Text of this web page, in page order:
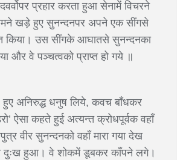
प्रहार करता हुआ सेनामें विचरने
खड़े हुए सुनन्दनपर अपने एक सींगसे
किया। उस सींगके आघातसे सुनन्दनका
गया और वे पञ्चत्वको प्राप्त हो गये ॥
हुए अनिरुद्ध धनुष लिये, कवच बाँधकर
ऐसा कहते हुई अत्यन्त क्रोधपूर्वक वहाँ
वीर सुनन्दनको वहाँ मारा गया देख
दुःख हुआ। वे शोकमें डूबकर काँपने लगे।